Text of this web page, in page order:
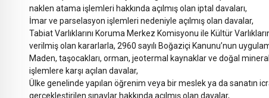
naklen atama işlemleri hakkında açılmış olan iptal davaları,
İmar ve parselasyon işlemleri nedeniyle açılmış olan davalar,
Tabiat Varlıklarını Koruma Merkez Komisyonu ile Kültür
verilmiş olan kararlarla, 2960 sayılı Boğaziçi Kanunu’nun
Maden, taşocakları, orman, jeotermal kaynaklar ve doğal
işlemlere karşı açılan davalar,
Ülke genelinde yapılan öğrenim veya bir meslek ya da sanatın
gerçekleştirilen sınavlar hakkında açılmış olan davalar,